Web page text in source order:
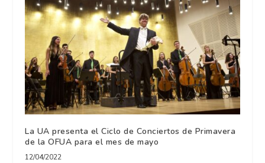
La UA presenta el Ciclo de Conciertos de Primavera
de la OFUA para el mes de mayo
12/04/2022